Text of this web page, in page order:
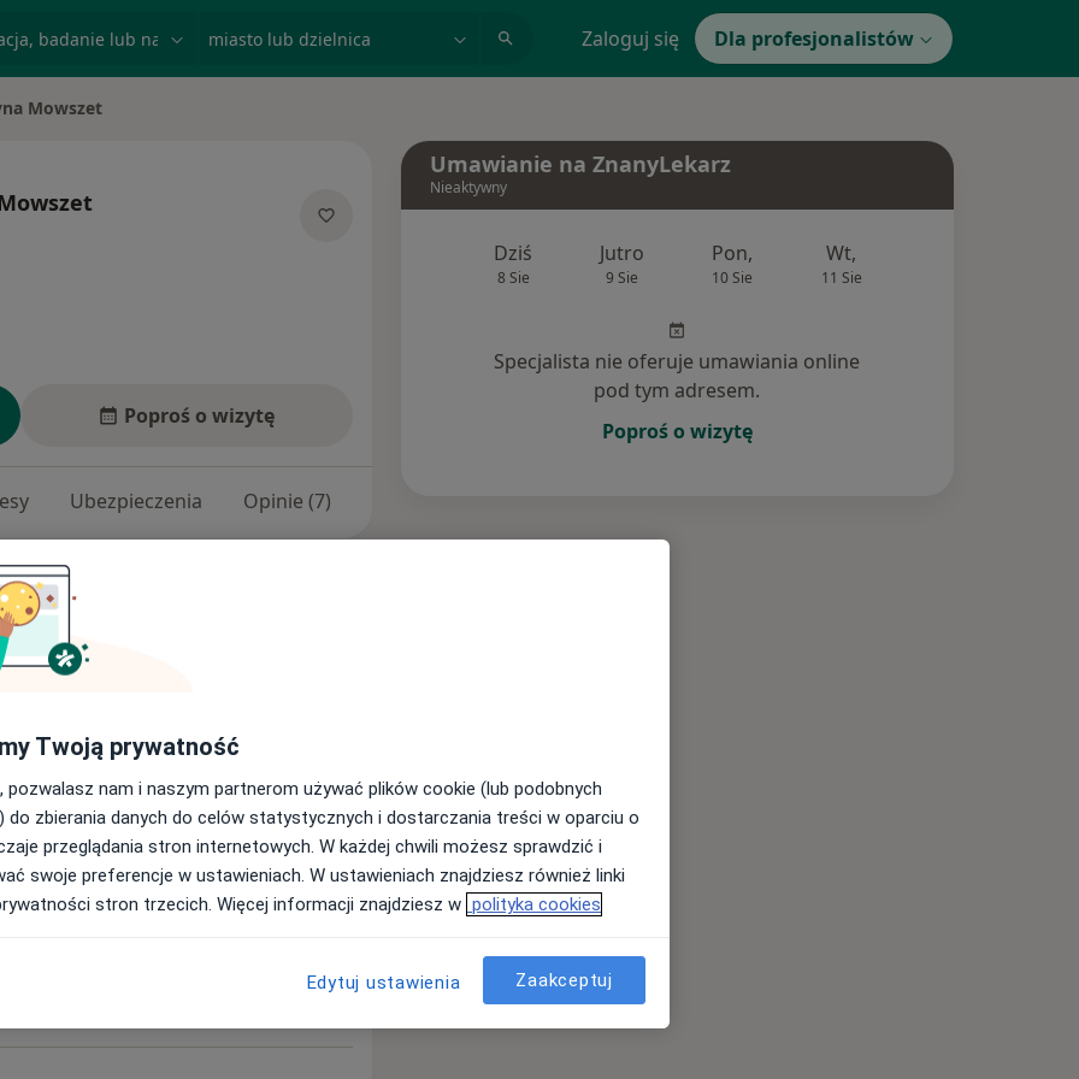
Zaloguj się Dla profesjonalistów
Mowszet
Poproś o wizytę
Ubezpieczenia Opinie (7)
Kliniki Pediatrii, Gastroenterologii i
przy ul. Curie-Skłodowskiej 50-52
Umawianie na ZnanyLekarz
Nieaktywny
Dziś
8 Sie
Jutro
9 Sie
Pon,
10 Sie
Wt,
11 Sie
Specjalista nie oferuje umawiania online
pod tym adresem.
Poproś o wizytę
Twoją prywatność
pozwalasz nam i naszym partnerom używać plików cookie (lub podobnych
do zbierania danych do celów statystycznych i dostarczania treści w oparciu o
przeglądania stron internetowych. W każdej chwili możesz sprawdzić i
swoje preferencje w ustawieniach. W ustawieniach znajdziesz również linki
stron trzecich. Więcej informacji znajdziesz w polityka cookies
Edytuj ustawienia Zaakceptuj